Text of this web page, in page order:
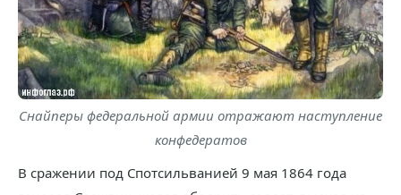
Снайперы федеральной армии отражают наступление
конфедератов
В сражении под Спотсильванией 9 мая 1864 года